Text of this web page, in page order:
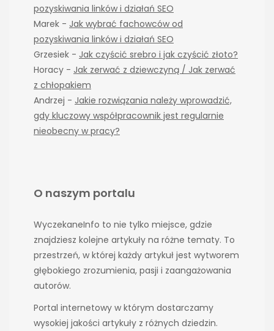
pozyskiwania linków i działań SEO
Marek - Jak wybrać fachowców od
pozyskiwania linków i działań SEO
Grzesiek - Jak czyścić srebro i jak czyścić złoto?
Horacy - Jak zerwać z dziewczyną / Jak zerwać
z chłopakiem
Andrzej - Jakie rozwiązania należy wprowadzić,
gdy kluczowy współpracownik jest regularnie
nieobecny w pracy?
O naszym portalu
WyczekaneInfo to nie tylko miejsce, gdzie
znajdziesz kolejne artykuły na różne tematy. To
przestrzeń, w której każdy artykuł jest wytworem
głębokiego zrozumienia, pasji i zaangażowania
autorów.
Portal internetowy w którym dostarczamy
wysokiej jakości artykuły z różnych dziedzin.